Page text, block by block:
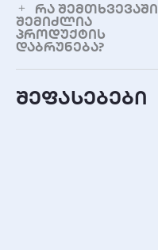
ხმის კონტროლი
დიახ (კაბელზე)
მახასიათებლები
რა შემთხვევაში
შემიძლია
პროდუქტის
დაბრუნება?
შეფასებები